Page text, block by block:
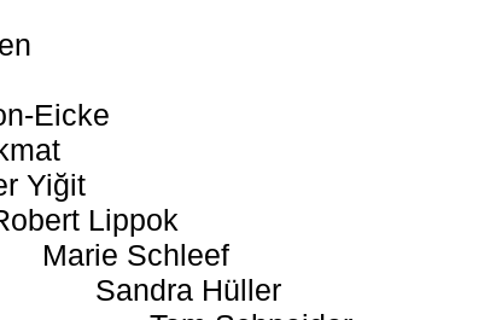
Eicke
Yiğit
Lippok
Marie Schleef
Sandra Hüller